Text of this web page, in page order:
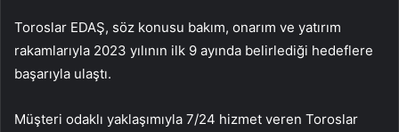
Toroslar EDAŞ, söz konusu bakım, onarım ve yatırım
rakamlarıyla 2023 yılının ilk 9 ayında belirlediği hedeflere
başarıyla ulaştı.
Müşteri odaklı yaklaşımıyla 7/24 hizmet veren Toroslar